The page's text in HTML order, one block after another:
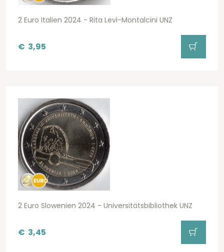
2 Euro Italien 2024 - Rita Levi-Montalcini UNZ
€ 3,95
2 Euro Slowenien 2024 - Universitätsbibliothek UNZ
€ 3,45